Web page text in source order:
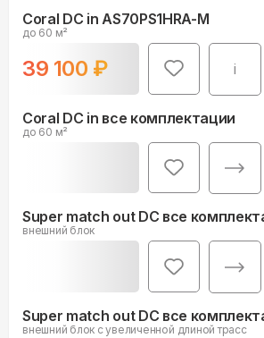
Coral DC in AS70PS1HRA-M
до 60 м²
39 100 ₽ i
Coral DC in все комплектации
до 60 м²
Super match out DC все
внешний блок
Super match out DC все
внешний блок c увеличенной длиной трасс